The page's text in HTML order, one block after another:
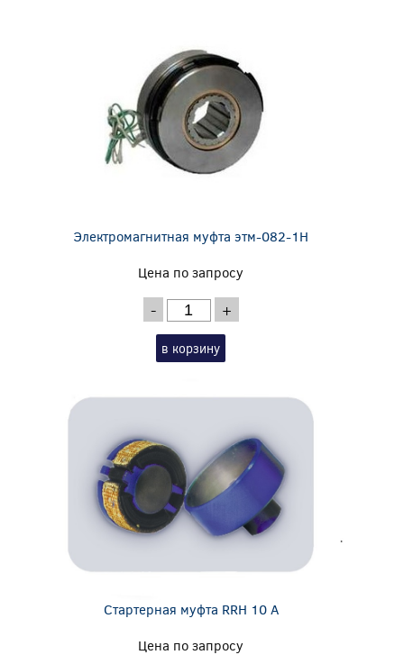
Электромагнитная муфта этм-082-1Н
Цена по запросу
- +
в корзину
Стартерная муфта RRH 10 A
Цена по запросу